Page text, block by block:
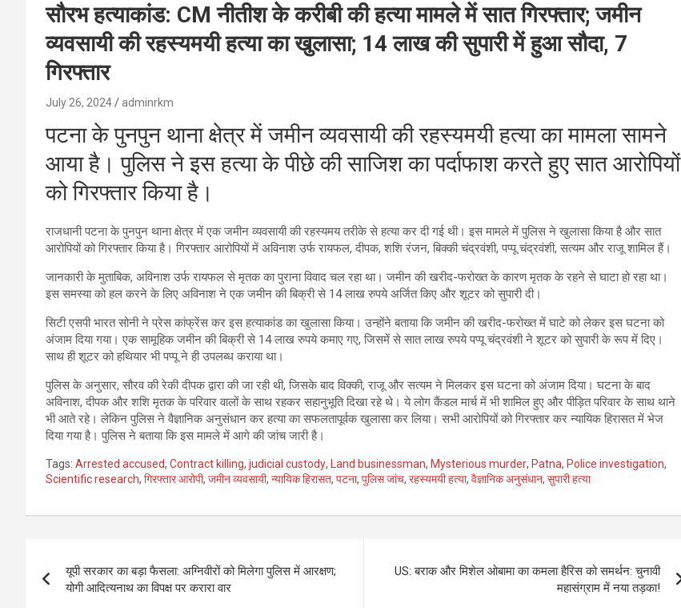
सौरभ हत्याकांड: CM नीतीश के करीबी की हत्या मामले में सात गिरफ्तार; जमीन
व्यवसायी की रहस्यमयी हत्या का खुलासा; 14 लाख की सुपारी में हुआ सौदा, 7
गिरफ्तार
July 26, 2024 adminrkm
पटना के पुनपुन थाना क्षेत्र में जमीन व्यवसायी की रहस्यमयी हत्या का मामला सामने
आया है। पुलिस ने इस हत्या के पीछे की साजिश का पर्दाफाश करते हुए सात आरोपियों
को गिरफ्तार किया है।
राजधानी पटना के पुनपुन थाना क्षेत्र में एक जमीन व्यवसायी की रहस्यमय तरीके से हत्या कर दी गई थी। इस मामले में पुलिस ने खुलासा किया है और सात
आरोपियों को गिरफ्तार किया है। गिरफ्तार आरोपियों में अविनाश उर्फ रायफल, दीपक, शशि रंजन, बिक्की चंद्रवंशी, पप्पू चंद्रवंशी, सत्यम और राजू शामिल हैं।
जानकारी के मुताबिक, अविनाश उर्फ रायफल से मृतक का पुराना विवाद चल रहा था। जमीन की खरीद-फरोख्त के कारण मृतक के रहने से घाटा हो रहा था।
इस समस्या को हल करने के लिए अविनाश ने एक जमीन की बिक्री से 14 लाख रुपये अर्जित किए और शूटर को सुपारी दी।
सिटी एसपी भारत सोनी ने प्रेस कांफ्रेंस कर इस हत्याकांड का खुलासा किया। उन्होंने बताया कि जमीन की खरीद-फरोख्त में घाटे को लेकर इस घटना को
अंजाम दिया गया। एक सामूहिक जमीन की बिक्री से 14 लाख रुपये कमाए गए, जिसमें से सात लाख रुपये पप्पू चंद्रवंशी ने शूटर को सुपारी के रूप में दिए।
साथ ही शूटर को हथियार भी पप्पू ने ही उपलब्ध कराया था।
पुलिस के अनुसार, सौरव की रेकी दीपक द्वारा की जा रही थी, जिसके बाद विक्की, राजू और सत्यम ने मिलकर इस घटना को अंजाम दिया। घटना के बाद
अविनाश, दीपक और शशि मृतक के परिवार वालों के साथ रहकर सहानुभूति दिखा रहे थे। ये लोग कैंडल मार्च में भी शामिल हुए और पीड़ित परिवार के साथ थाने
भी आते रहे। लेकिन पुलिस ने वैज्ञानिक अनुसंधान कर हत्या का सफलतापूर्वक खुलासा कर लिया। सभी आरोपियों को गिरफ्तार कर न्यायिक हिरासत में भेज
दिया गया है। पुलिस ने बताया कि इस मामले में आगे की जांच जारी है।
Tags: Arrested accused, Contract killing, judicial custody, Land businessman, Mysterious murder, Patna, Police investigation,
Scientific research, गिरफ्तार आरोपी, जमीन व्यवसायी, न्यायिक हिरासत, पटना, पुलिस जांच, रहस्यमयी हत्या, वैज्ञानिक अनुसंधान, सुपारी हत्या
navigation
यूपी सरकार का बड़ा फैसला: अग्निवीरों को मिलेगा पुलिस में आरक्षण;
योगी आदित्यनाथ का विपक्ष पर करारा वार
US: बराक और मिशेल ओबामा का कमला हैरिस को समर्थन: चुनावी
महासंग्राम में नया तड़का!